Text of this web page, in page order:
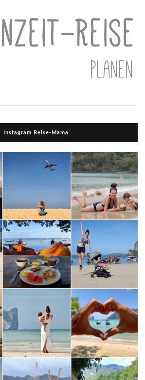
Instagram Reise-Mama